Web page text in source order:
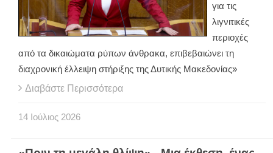
για τις
λιγνιτικές
περιοχές
από τα δικαιώματα ρύπων άνθρακα, επιβεβαιώνει τη
διαχρονική έλλειψη στήριξης της Δυτικής Μακεδονίας»
Διαβάστε Περισσότερα
14 Ιούλιος 2026